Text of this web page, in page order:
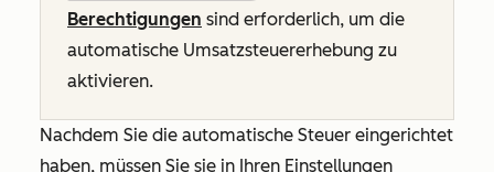
Berechtigungen sind erforderlich, um die
automatische Umsatzsteuererhebung zu
aktivieren.
Nachdem Sie die automatische Steuer eingerichtet
haben, müssen Sie sie in Ihren Einstellungen